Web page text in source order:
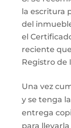
la escritura
del
el
reciente
Registro de
Una vez
y se tenga
entrega
para